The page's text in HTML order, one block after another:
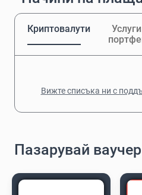
Криптовалути
Вижте списъка ни с
Пазарувай